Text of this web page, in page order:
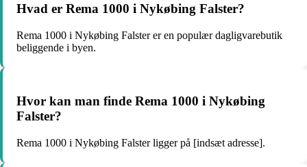
Hvad er Rema 1000 i Nykøbing Falster?
Rema 1000 i Nykøbing Falster er en populær dagligvarebutik
beliggende i byen.
Hvor kan man finde Rema 1000 i Nykøbing
Falster?
Rema 1000 i Nykøbing Falster ligger på [indsæt adresse].